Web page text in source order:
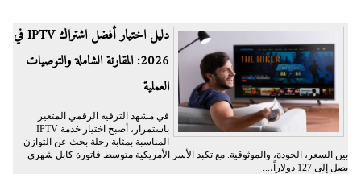
دليل اختيار أفضل اشتراك IPTV في
2026: المقارنة الشاملة والتوصيات
العملية
في مشهد الترفيه الرقمي المتغير
باستمرار، أصبح اختيار خدمة IPTV
المناسبة بمثابة رحلة بحث عن التوازن
بين السعر، الجودة، والموثوقية. مع تكبد الأسر الأمريكية متوسط فاتورة كابل شهري
يصل إلى 127 دولاراً،...